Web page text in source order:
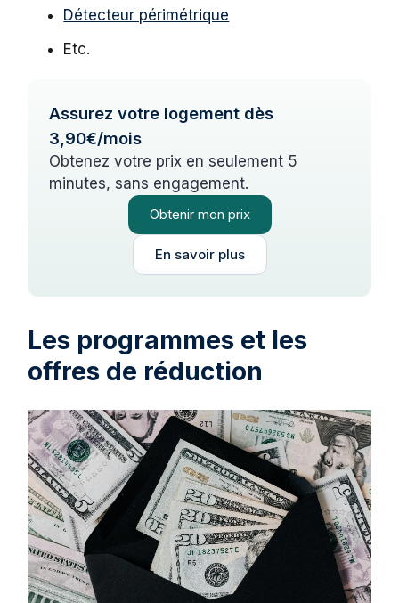
Détecteur périmétrique
Etc.
Assurez votre logement dès
3,90€/mois
Obtenez votre prix en seulement 5
minutes, sans engagement.
Obtenir mon prix
En savoir plus
Les programmes et les
offres de réduction